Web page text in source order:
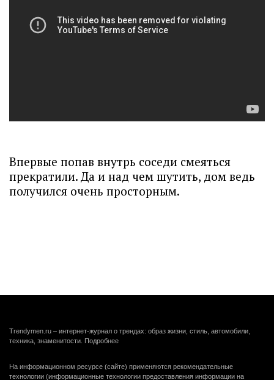
Впервые попав внутрь соседи смеяться
прекратили. Да и над чем шутить, дом ведь
получился очень просторным.
Trendymen.ru – интернет-журнал о трендах: образ жизни, стиль, автомобили,
техника, знаменитости. Подробнее
На информационном ресурсе (сайте) применяются рекомендательные
технологии (информационные технологии предоставления информации на